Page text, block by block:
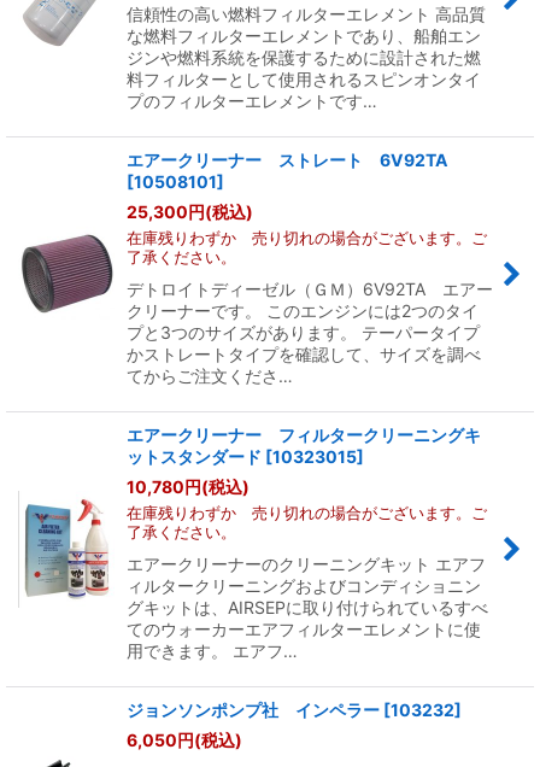
信頼性の高い燃料フィルターエレメント 高品質
な燃料フィルターエレメントであり、船舶エン
ジンや燃料系統を保護するために設計された燃
料フィルターとして使用されるスピンオンタイ
プのフィルターエレメントです…
エアークリーナー ストレート 6V92TA
[10508101]
25,300円(税込)
在庫残りわずか 売り切れの場合がございます。ご
了承ください。
デトロイトディーゼル（ＧＭ）6V92TA エアー
クリーナーです。 このエンジンには2つのタイ
プと3つのサイズがあります。 テーパータイプ
かストレートタイプを確認して、サイズを調べ
てからご注文くださ…
エアークリーナー フィルタークリーニングキ
ットスタンダード [10323015]
10,780円(税込)
在庫残りわずか 売り切れの場合がございます。ご
了承ください。
エアークリーナーのクリーニングキット エアフ
ィルタークリーニングおよびコンディショニン
グキットは、AIRSEPに取り付けられているすべ
てのウォーカーエアフィルターエレメントに使
用できます。 エアフ…
ジョンソンポンプ社 インペラー [103232]
6,050円(税込)